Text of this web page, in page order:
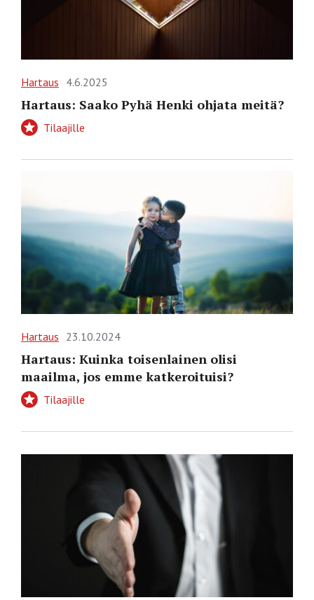
Hartaus 4.6.2025
Hartaus: Saako Pyhä Henki ohjata meitä?
Tilaajille
Hartaus 23.10.2024
Hartaus: Kuinka toisenlainen olisi
maailma, jos emme katkeroituisi?
Tilaajille